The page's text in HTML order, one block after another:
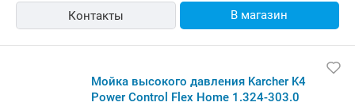
Контакты В магазин
Мойка высокого давления Karcher K4
Power Control Flex Home 1.324-303.0